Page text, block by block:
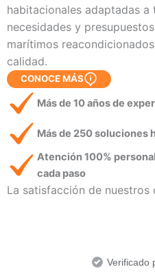
habitacionales adaptadas
necesidades y
marítimos
calidad.
CONOCE MÁS
Más de 10 años de
Más de 250 soluciones
Atención 100%
cada paso
La satisfacción de nuestros
Verificado